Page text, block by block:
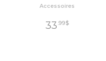
Accessoires
33 .99$